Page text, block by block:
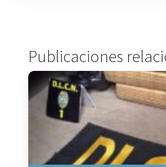
Publicaciones